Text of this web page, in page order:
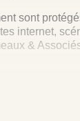
sont
internet,
&